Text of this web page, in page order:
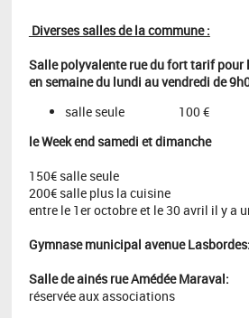
Diverses salles de la commune :
Salle polyvalente rue du fort tarif pour
en semaine du lundi au vendredi de
salle seule 100 €
le Week end samedi et dimanche
150€ salle seule
200€ salle plus la cuisine
entre le 1er octobre et le 30 avril il y a
Gymnase municipal avenue
Salle de ainés rue Amédée Maraval:
réservée aux associations